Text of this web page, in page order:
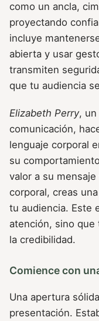
como un ancla,
proyectando
incluye
abierta y usar
transmiten
que tu audiencia
Elizabeth Perry, un
comunicación,
lenguaje corporal
su
valor a su
corporal, creas
tu audiencia. Este
atención, sino que
la credibilidad.
Comience con
Una apertura
presentación.